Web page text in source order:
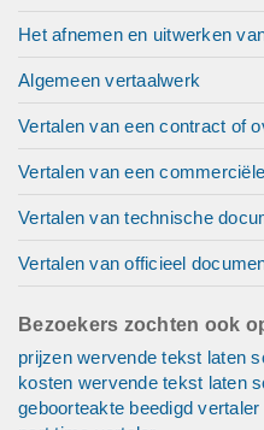
Het afnemen en uitwerken
Algemeen vertaalwerk
Vertalen van een contract of
Vertalen van een
Vertalen van technische
Vertalen van officieel
Bezoekers zochten ook
prijzen wervende tekst laten
kosten wervende tekst laten
geboorteakte beedigd vertaler